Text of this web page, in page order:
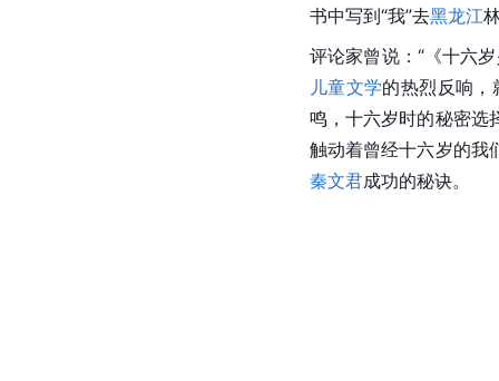
书中写到“我”去黑龙江
评论家曾说：“《十六
儿童文学的热烈反响，
鸣，十六岁时的秘密选
触动着曾经十六岁的我
秦文君成功的秘诀。